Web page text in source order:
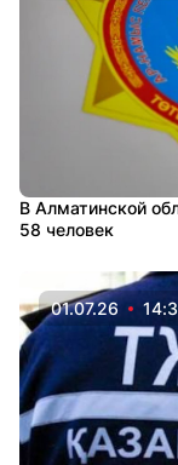
В Алматинской
58 человек
01.07.26